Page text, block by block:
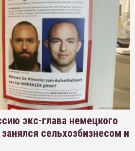
экс-глава немецкого
сельхозбизнесом и